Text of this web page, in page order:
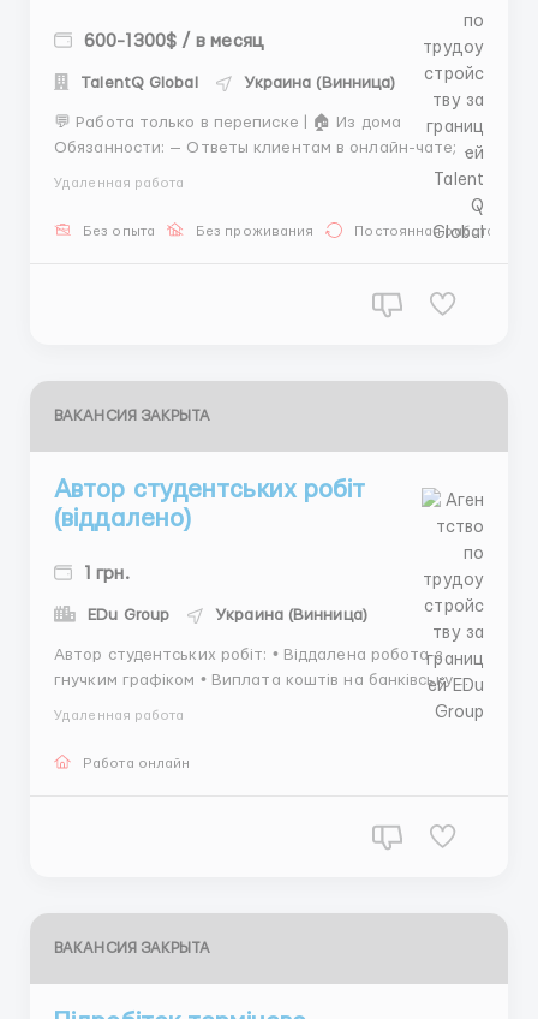
600-1300$ / в месяц
TalentQ Global Украина (Винница)
💬 Работа только в переписке | 🏠 Из дома
Обязанности: — Ответы клиентам в онлайн-чате; —
ноутбук, стабильный интернет. Условия: удобный
Удаленная работа
Без опыта Без проживания Постоянная работа
ВАКАНСИЯ ЗАКРЫТА
Автор студентських робіт
(віддалено)
1 грн.
EDu Group Украина (Винница)
Автор студентських робіт: • Віддалена робота з
гнучким графіком • Виплата коштів на банківську
картку • Вимоги: вища освіта, виконання тестового
Удаленная работа
Работа онлайн
ВАКАНСИЯ ЗАКРЫТА